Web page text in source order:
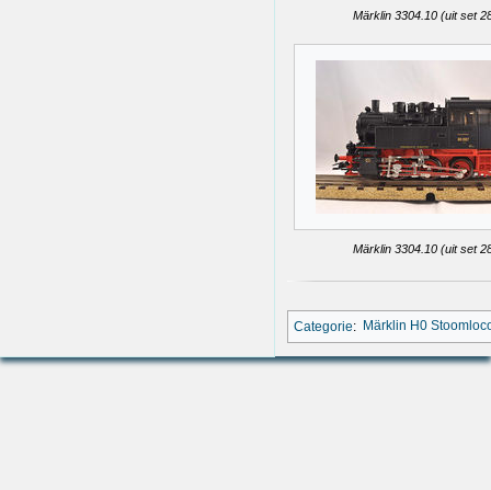
Märklin 3304.10 (uit set
Märklin 3304.10 (uit set
Categorie: Märklin H0